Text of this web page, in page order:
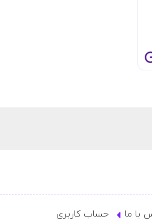
با ما
حساب کاربری